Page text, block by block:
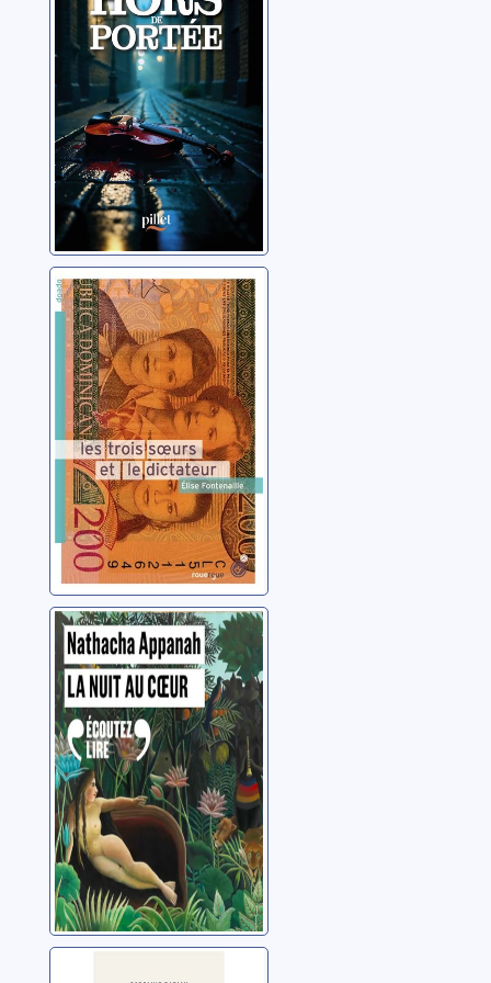
Les trois soeurs
et le dictateur
Fontenaille, Élise
La nuit au coeur
Appanah, Nathacha